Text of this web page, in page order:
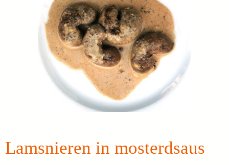
Lamsnieren in mosterdsaus